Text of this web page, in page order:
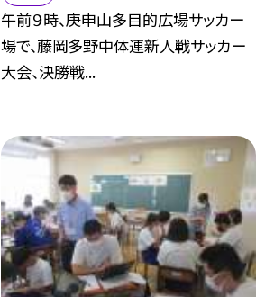
午前９時、庚申山多目的広場サッカー
場で、藤岡多野中体連新人戦サッカー
大会、決勝戦...